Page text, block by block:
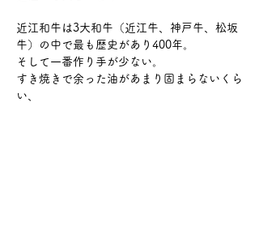
近江和牛は3大和牛（近江牛、神戸牛、松坂
牛）の中で最も歴史があり400年。
そして一番作り手が少ない。
すき焼きで余った油があまり固まらないくら
い、